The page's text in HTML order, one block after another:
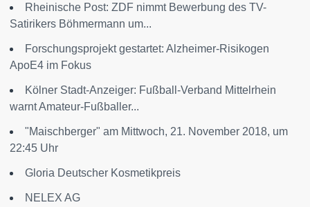
Rheinische Post: ZDF nimmt Bewerbung des TV-
Satirikers Böhmermann um...
Forschungsprojekt gestartet: Alzheimer-Risikogen
ApoE4 im Fokus
Kölner Stadt-Anzeiger: Fußball-Verband Mittelrhein
warnt Amateur-Fußballer...
"Maischberger" am Mittwoch, 21. November 2018, um
22:45 Uhr
Gloria Deutscher Kosmetikpreis
NELEX AG